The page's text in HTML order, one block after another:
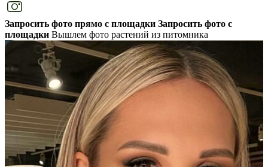
Запросить фото прямо с площадки Запросить фото с
площадки Вышлем фото растений из питомника